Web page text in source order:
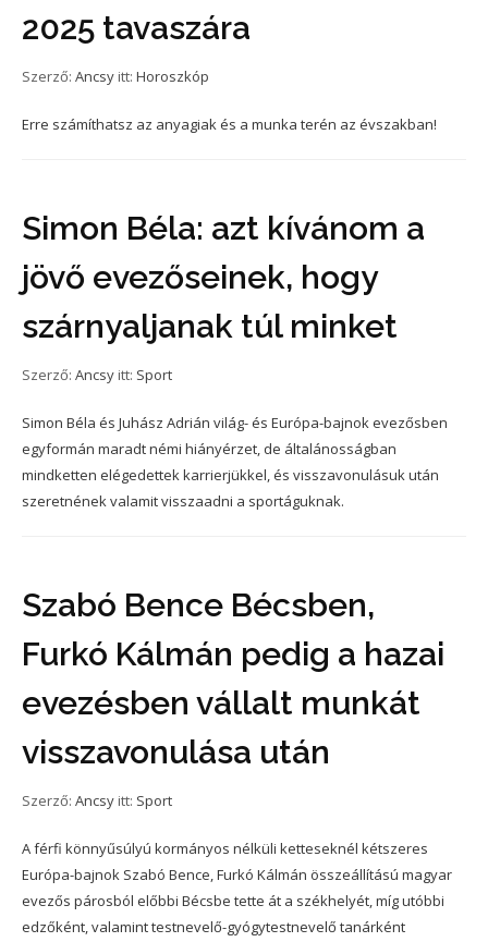
2025 tavaszára
Szerző: Ancsy itt: Horoszkóp
Erre számíthatsz az anyagiak és a munka terén az évszakban!
Simon Béla: azt kívánom a
jövő evezőseinek, hogy
szárnyaljanak túl minket
Szerző: Ancsy itt: Sport
Simon Béla és Juhász Adrián világ- és Európa-bajnok evezősben
egyformán maradt némi hiányérzet, de általánosságban
mindketten elégedettek karrierjükkel, és visszavonulásuk után
szeretnének valamit visszaadni a sportáguknak.
Szabó Bence Bécsben,
Furkó Kálmán pedig a hazai
evezésben vállalt munkát
visszavonulása után
Szerző: Ancsy itt: Sport
A férfi könnyűsúlyú kormányos nélküli ketteseknél kétszeres
Európa-bajnok Szabó Bence, Furkó Kálmán összeállítású magyar
evezős párosból előbbi Bécsbe tette át a székhelyét, míg utóbbi
edzőként, valamint testnevelő-gyógytestnevelő tanárként